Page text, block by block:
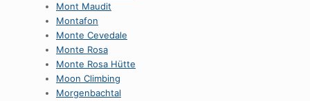
Mont Maudit
Montafon
Monte Cevedale
Monte Rosa
Monte Rosa Hütte
Moon Climbing
Morgenbachtal